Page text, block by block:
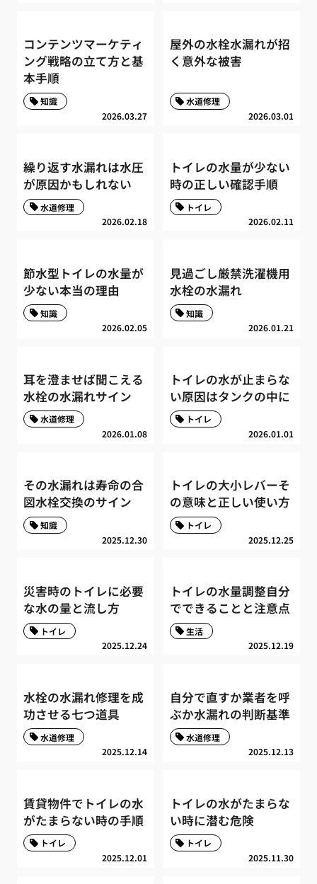
コンテンツマーケティ
ング戦略の立て方と基
本手順
2026.03.27
知識
屋外の水栓水漏れが招
く意外な被害
2026.03.01
水道修理
繰り返す水漏れは水圧
が原因かもしれない
2026.02.18
水道修理
トイレの水量が少ない
時の正しい確認手順
2026.02.11
トイレ
節水型トイレの水量が
少ない本当の理由
2026.02.05
知識
見過ごし厳禁洗濯機用
水栓の水漏れ
2026.01.21
知識
耳を澄ませば聞こえる
水栓の水漏れサイン
2026.01.08
水道修理
トイレの水が止まらな
い原因はタンクの中に
2026.01.01
トイレ
その水漏れは寿命の合
図水栓交換のサイン
2025.12.30
知識
トイレの大小レバーそ
の意味と正しい使い方
2025.12.25
トイレ
災害時のトイレに必要
な水の量と流し方
2025.12.24
トイレ
トイレの水量調整自分
でできることと注意点
2025.12.19
生活
水栓の水漏れ修理を成
功させる七つ道具
2025.12.14
水道修理
自分で直すか業者を呼
ぶか水漏れの判断基準
2025.12.13
水道修理
賃貸物件でトイレの水
がたまらない時の手順
2025.12.01
トイレ
トイレの水がたまらな
い時に潜む危険
2025.11.30
トイレ